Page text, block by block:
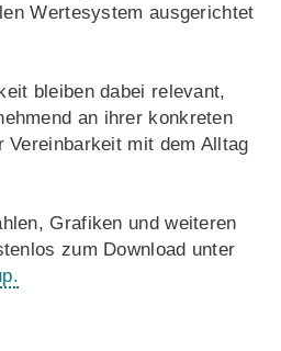
Wertesystem ausgerichtet
bleiben dabei relevant,
an ihrer konkreten
Vereinbarkeit mit dem Alltag
Grafiken und weiteren
zum Download unter